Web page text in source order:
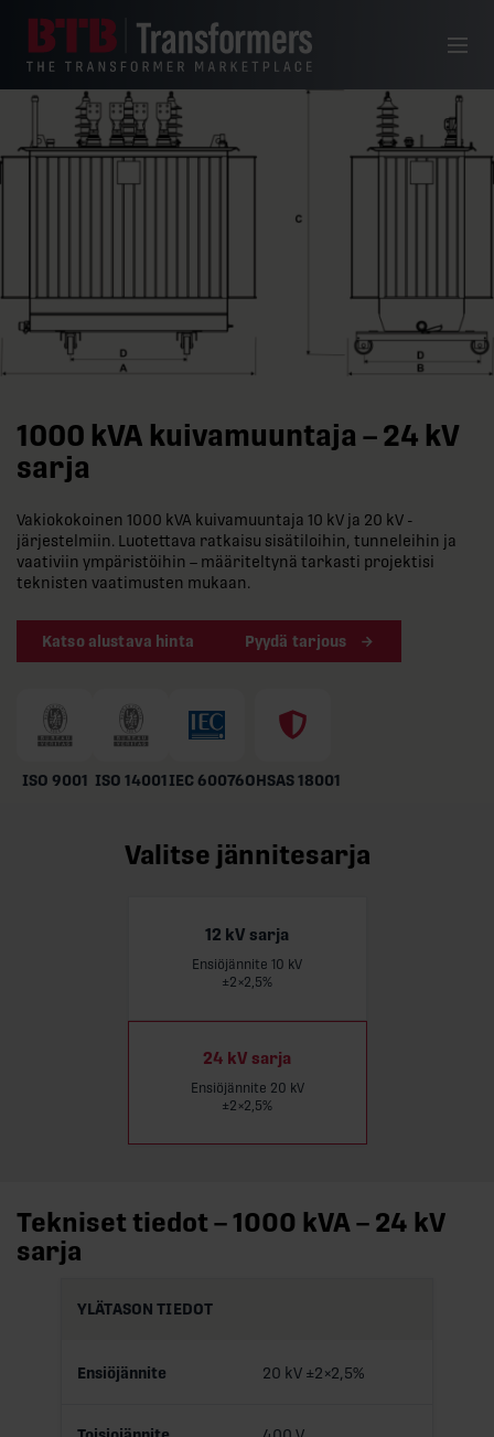
Valikko
1000 kVA kuivamuuntaja – 24 kV
sarja
Vakiokokoinen 1000 kVA kuivamuuntaja 10 kV ja 20 kV -
järjestelmiin. Luotettava ratkaisu sisätiloihin, tunneleihin ja
vaativiin ympäristöihin – määriteltynä tarkasti projektisi
teknisten vaatimusten mukaan.
Katso alustava hinta Pyydä tarjous
ISO 9001 ISO 14001IEC 60076OHSAS 18001
Valitse jännitesarja
12 kV sarja
Ensiöjännite 10 kV
±2×2,5%
24 kV sarja
Ensiöjännite 20 kV
±2×2,5%
Tekniset tiedot – 1000 kVA – 24 kV
sarja
YLÄTASON TIEDOT
Ensiöjännite 20 kV ±2×2,5%